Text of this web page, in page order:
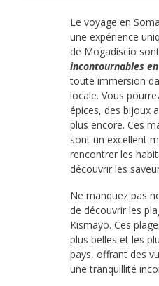
Le voyage en
une expérience
de Mogadiscio
incontournables
toute immersion
locale. Vous
épices, des bijoux
plus encore. Ces
sont un excellent
rencontrer les
découvrir les
Ne manquez pas
de découvrir les
Kismayo. Ces
plus belles et les
pays, offrant des
une tranquillité